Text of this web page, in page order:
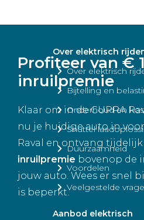
Over elektrisch
Over elektrisch
Bijtelling en
Onderhoud en
Shuttel
Duurzaamheid
Voordelen
Veelgestelde
Aanbod elektrisch
Profiteer van €
inruilpremie
Klaar om in de CUPRA
nu je huidige auto in
Raval en ontvang tijdelijk
inruilpremie bovenop de
jouw auto. Wees er snel
is beperkt.